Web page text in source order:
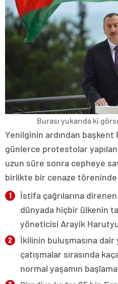
Burası yukarıda ki
Yenilginin ardından
günlerce protestolar
uzun süre sonra cepheye
birlikte bir cenaze
İstifa çağrılarına
dünyada hiçbir ülkenin
yöneticisi Arayik
İkilinin buluşmasına dair
çatışmalar sırasında
normal yaşamın